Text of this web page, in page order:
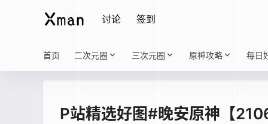
讨论 签到
首页 二次元圈 三次元圈 原神攻略 每日
P站精选好图#晚安原神【